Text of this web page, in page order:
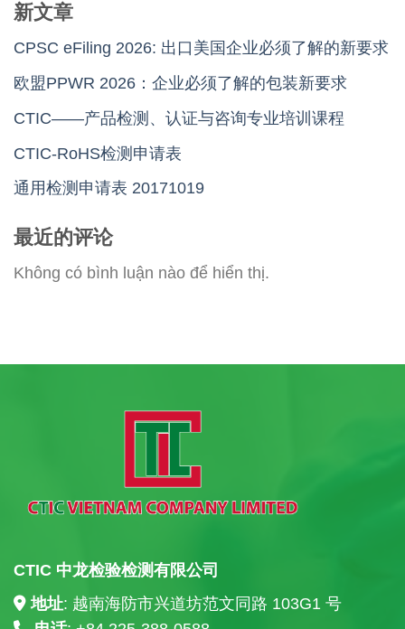
新文章
CPSC eFiling 2026: 出口美国企业必须了解的新要求
欧盟PPWR 2026：企业必须了解的包装新要求
CTIC——产品检测、认证与咨询专业培训课程
CTIC-RoHS检测申请表
通用检测申请表 20171019
最近的评论
Không có bình luận nào để hiển thị.
CTIC 中龙检验检测有限公司
地址: 越南海防市兴道坊范文同路 103G1 号